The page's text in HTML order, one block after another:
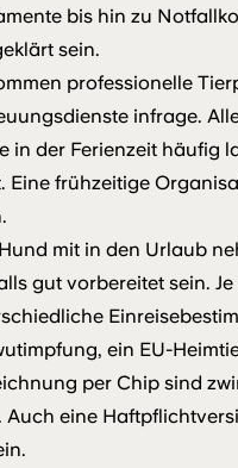
bis hin zu
sein.
professionelle
infrage.
in der Ferienzeit häufig
Eine frühzeitige
mit in den Urlaub
gut vorbereitet sein.
ein EU-
per Chip sind
Auch eine